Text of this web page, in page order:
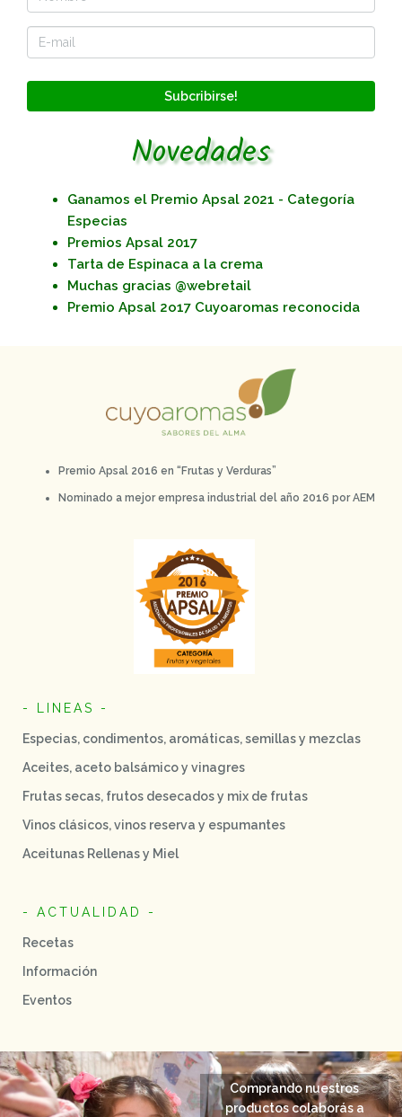
Subcribirse!
Novedades
Ganamos el Premio Apsal 2021 - Categoría
Especias
Premios Apsal 2017
Tarta de Espinaca a la crema
Muchas gracias @webretail
Premio Apsal 2o17 Cuyoaromas reconocida
Premio Apsal 2016 en “Frutas y Verduras”
Nominado a mejor empresa industrial del año 2016 por AEM
- LINEAS -
Especias, condimentos, aromáticas, semillas y mezclas
Aceites, aceto balsámico y vinagres
Frutas secas, frutos desecados y mix de frutas
Vinos clásicos, vinos reserva y espumantes
Aceitunas Rellenas y Miel
- ACTUALIDAD -
Recetas
Información
Eventos
Comprando nuestros
productos colaborás a